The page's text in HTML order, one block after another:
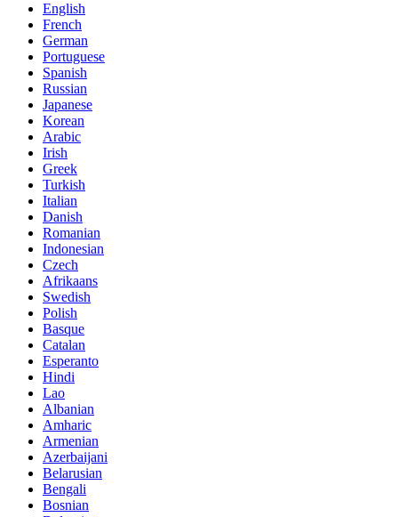
English
French
German
Portuguese
Spanish
Russian
Japanese
Korean
Arabic
Irish
Greek
Turkish
Italian
Danish
Romanian
Indonesian
Czech
Afrikaans
Swedish
Polish
Basque
Catalan
Esperanto
Hindi
Lao
Albanian
Amharic
Armenian
Azerbaijani
Belarusian
Bengali
Bosnian